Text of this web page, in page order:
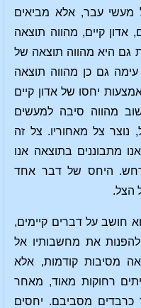
מעשי עבר, אלא מביאים
קיים, מהווה תוצאה
גם היא מהווה תוצאה של
גם כן מהווה תוצאה
יחסו של אדון קיים
מהווה סיבה למעשים
נוצר צל מאחוריו. צל זה
מתבוננים בתוצאה אנו
היחס של דבר אחד
הצל.
חושב על דברים קיימים,
את מחשבותיו אל
מסיבות קודמות, אלא
רחוקות מאוד, מאחר
כרבדים מסביבם. יחסים